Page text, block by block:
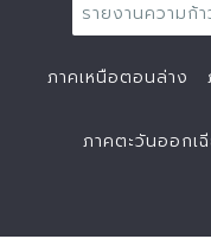
รายงานความก้
ภาคเหนือตอนล่าง
ภาคตะวันออกเ